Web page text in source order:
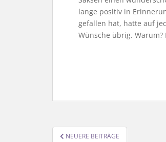
lange positiv in
gefallen hat, hatte auf
Wünsche übrig.
NEUERE BEITRÄGE